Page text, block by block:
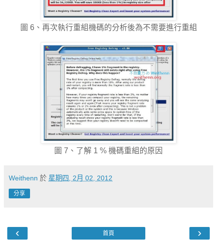
圖 6、再次執行重組機碼的分析後為不需要進行重組
圖 7、了解 1 % 機碼重組的原因
Weithenn 於 星期四, 2月 02, 2012
分享
‹ ›
首頁